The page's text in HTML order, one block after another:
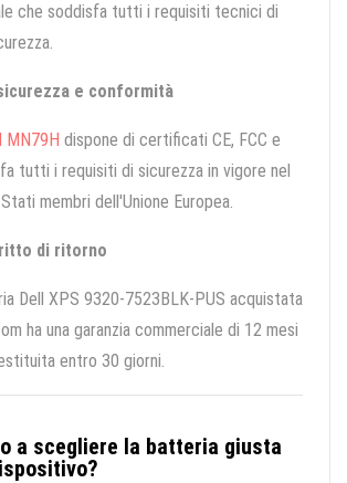
che soddisfa tutti i requisiti tecnici di
e conformità
MN79H dispone di certificati CE, FCC e
tutti i requisiti di sicurezza in vigore nel
membri dell'Unione Europea.
di ritorno
Dell XPS 9320-7523BLK-PUS acquistata
ha una garanzia commerciale di 12 mesi
entro 30 giorni.
a scegliere la batteria giusta